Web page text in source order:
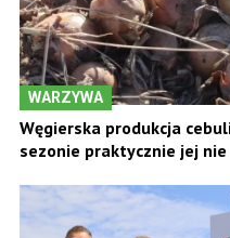
WARZYWA
Węgierska produkcja
sezonie praktycznie jej nie